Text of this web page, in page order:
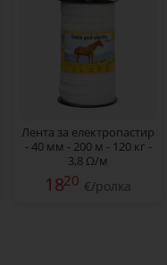
Лента за електропастир
- 40 мм - 200 м - 120 кг -
3,8 Ω/м
1820 €/ролка